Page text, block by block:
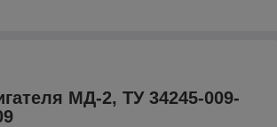
МД-2, ТУ 34245-009-